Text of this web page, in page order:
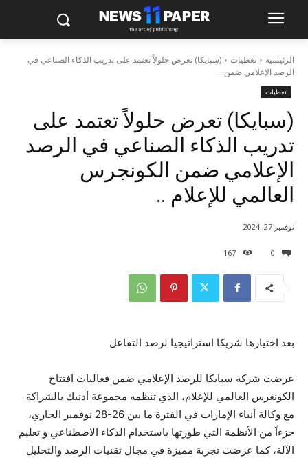
الرئيسية تغطيات
(سبايكا) تعرض حلولاً تعتمد على تدريب الذكاء الصناعي في
الرصد الإعلامي ضمن...
تغطيات
(سبايكا) تعرض حلولاً تعتمد على
تدريب الذكاء الصناعي في الرصد
الإعلامي ضمن الكونجرس
العالمي للإعلام ..
0
167
نوفمبر 27, 2024
بعد اختيارها شريكا استراتيجيا لرصد التفاعل
عرضت شركة سبايكا للرصد الإعلامي ضمن فعاليات افتتاح
الكونغرس العالمي للإعلام، الذي تنظمه مجموعة أدنيك بالشراكة
مع وكالة أنباء الإمارات في الفترة ما بين 26-28 نوفمبر الجاري،
جزءاً من الأنظمة التي طورتها باستخدام الذكاء الاصطناعي و تعليم
الآلة، كما عرضت تجربة مميزة في مجال تقنيات الرصد والتحليل